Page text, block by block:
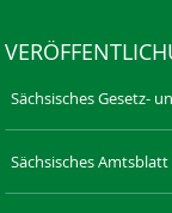
Sächsisches Gesetz-
Sächsisches